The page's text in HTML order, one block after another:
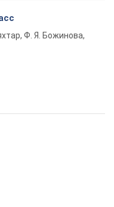
Ф. Я. Божинова,